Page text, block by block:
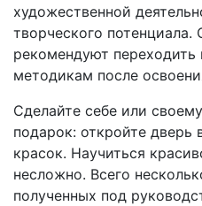
художественной
творческого потенциала.
рекомендуют
методикам после
Сделайте себе или
подарок: откройте дверь
красок. Научиться
несложно. Всего
полученных под